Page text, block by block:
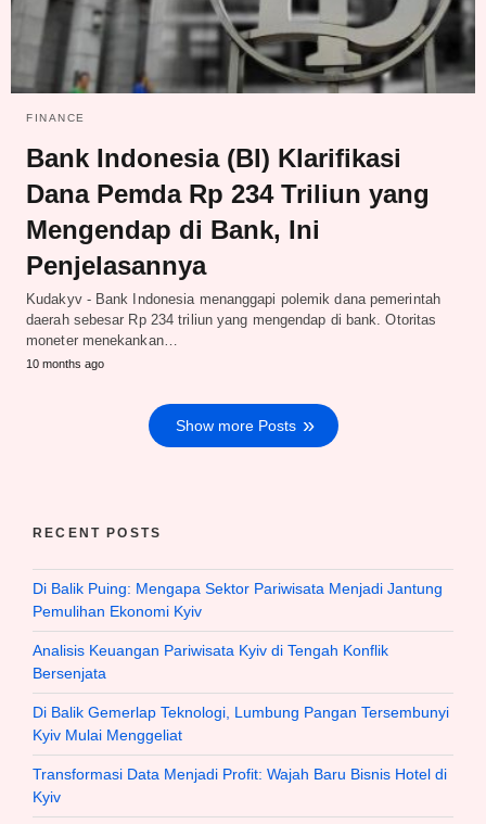
FINANCE
Bank Indonesia (BI) Klarifikasi
Dana Pemda Rp 234 Triliun yang
Mengendap di Bank, Ini
Penjelasannya
Kudakyv - Bank Indonesia menanggapi polemik dana pemerintah
daerah sebesar Rp 234 triliun yang mengendap di bank. Otoritas
moneter menekankan…
10 months ago
Show more Posts
RECENT POSTS
Di Balik Puing: Mengapa Sektor Pariwisata Menjadi Jantung
Pemulihan Ekonomi Kyiv
Analisis Keuangan Pariwisata Kyiv di Tengah Konflik
Bersenjata
Di Balik Gemerlap Teknologi, Lumbung Pangan Tersembunyi
Kyiv Mulai Menggeliat
Transformasi Data Menjadi Profit: Wajah Baru Bisnis Hotel di
Kyiv